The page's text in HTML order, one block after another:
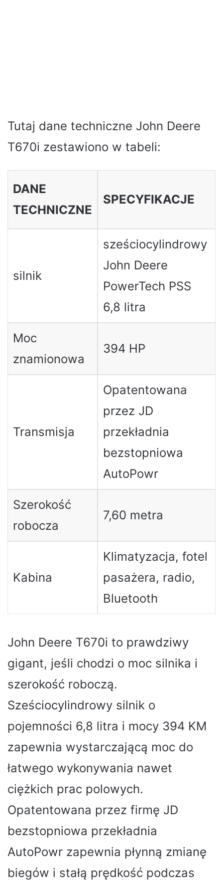
Tutaj dane techniczne John Deere
T670i zestawiono w tabeli:
DANE
TECHNICZNE
SPECYFIKACJE
silnik
sześciocylindrowy
John Deere
PowerTech PSS
6,8 litra
Moc
znamionowa
394 HP
Transmisja
Opatentowana
przez JD
przekładnia
bezstopniowa
AutoPowr
Szerokość
robocza
7,60 metra
Kabina
Klimatyzacja, fotel
pasażera, radio,
Bluetooth
John Deere T670i to prawdziwy
gigant, jeśli chodzi o moc silnika i
szerokość roboczą.
Sześciocylindrowy silnik o
pojemności 6,8 litra i mocy 394 KM
zapewnia wystarczającą moc do
łatwego wykonywania nawet
ciężkich prac polowych.
Opatentowana przez firmę JD
bezstopniowa przekładnia
AutoPowr zapewnia płynną zmianę
biegów i stałą prędkość podczas